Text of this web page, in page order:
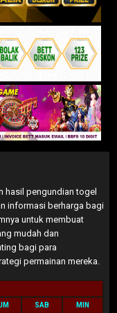
hasil pengundian togel
informasi berharga bagi
untuk membuat
mudah dan
bagi para
permainan mereka.
SAB MIN